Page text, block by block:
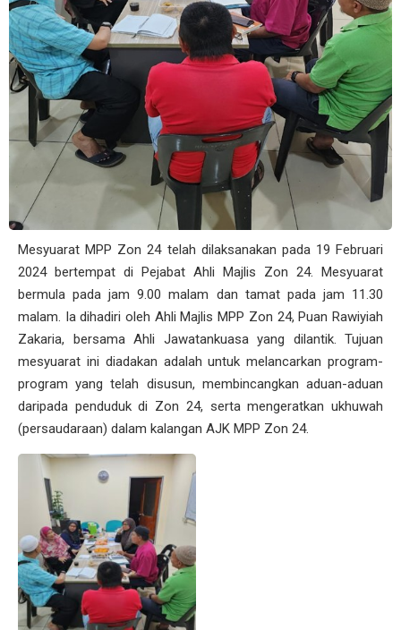
Mesyuarat MPP Zon 24 telah dilaksanakan pada 19 Februari
2024 bertempat di Pejabat Ahli Majlis Zon 24. Mesyuarat
bermula pada jam 9.00 malam dan tamat pada jam 11.30
malam. Ia dihadiri oleh Ahli Majlis MPP Zon 24, Puan Rawiyiah
Zakaria, bersama Ahli Jawatankuasa yang dilantik. Tujuan
mesyuarat ini diadakan adalah untuk melancarkan program-
program yang telah disusun, membincangkan aduan-aduan
daripada penduduk di Zon 24, serta mengeratkan ukhuwah
(persaudaraan) dalam kalangan AJK MPP Zon 24.